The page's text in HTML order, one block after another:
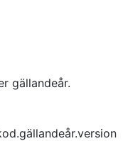
gällandeår.